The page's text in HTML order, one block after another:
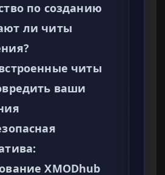
по созданию
ли читы
читы
ваши
XMODhub